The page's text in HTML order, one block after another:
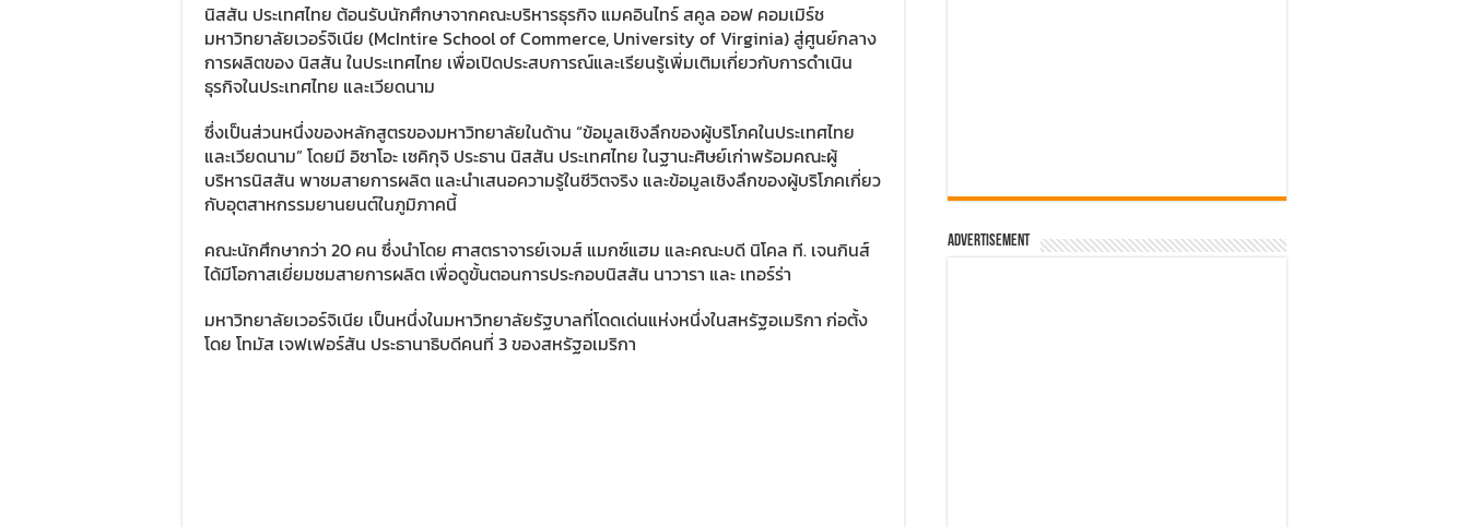
นิสสัน ประเทศไทย ต้อนรับนักศึกษาจากคณะบริหารธุรกิจ แมคอินไทร์ สคูล ออฟ คอมเมิร์ช
มหาวิทยาลัยเวอร์จิเนีย (McIntire School of Commerce, University of Virginia) สู่ศูนย์กลาง
การผลิตของ นิสสัน ในประเทศไทย เพื่อเปิดประสบการณ์และเรียนรู้เพิ่มเติมเกี่ยวกับการดำเนิน
ธุรกิจในประเทศไทย และเวียดนาม
ซึ่งเป็นส่วนหนึ่งของหลักสูตรของมหาวิทยาลัยในด้าน “ข้อมูลเชิงลึกของผู้บริโภคในประเทศไทย
และเวียดนาม” โดยมี อิซาโอะ เซคิกุจิ ประธาน นิสสัน ประเทศไทย ในฐานะศิษย์เก่าพร้อมคณะผู้
บริหารนิสสัน พาชมสายการผลิต และนำเสนอความรู้ในชีวิตจริง และข้อมูลเชิงลึกของผู้บริโภคเกี่ยว
กับอุตสาหกรรมยานยนต์ในภูมิภาคนี้
คณะนักศึกษากว่า 20 คน ซึ่งนำโดย ศาสตราจารย์เจมส์ แมกซ์แฮม และคณะบดี นิโคล ที. เจนกินส์
ได้มีโอกาสเยี่ยมชมสายการผลิต เพื่อดูขั้นตอนการประกอบนิสสัน นาวารา และ เทอร์ร่า
มหาวิทยาลัยเวอร์จิเนีย เป็นหนึ่งในมหาวิทยาลัยรัฐบาลที่โดดเด่นแห่งหนึ่งในสหรัฐอเมริกา ก่อตั้ง
โดย โทมัส เจฟเฟอร์สัน ประธานาธิบดีคนที่ 3 ของสหรัฐอเมริกา
Advertisement